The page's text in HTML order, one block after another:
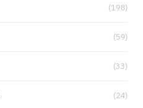
(198)
(59)
(33)
(24)